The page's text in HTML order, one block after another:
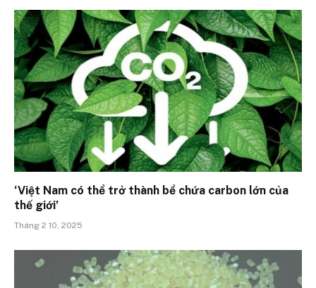
‘Việt Nam có thể trở thành bể chứa carbon lớn của
thế giới’
Tháng 2 10, 2025